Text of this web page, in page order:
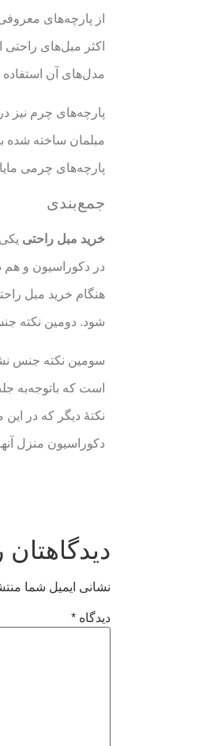
از پارچه‌های
اکثر مبل‌های راحتی
مدل‌های آن استفاده
پارچه‌های چرم نیز
مبلمان ساخته شده
پارچه‌های چرمی
جمع‌بندی
خرید مبل راحتی
در دکوراسیون و هم
هنگام خرید مبل
شود. دومین نکته
سومین نکته جنس
است که باتوجه‌به
نکتهٔ دیگر که در
دکوراسیون منزل
دیدگاهتان
نشانی ایمیل شما
دیدگاه *